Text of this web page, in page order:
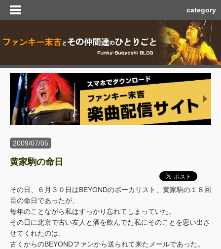
category
2009/07/05
黄家駒の命日
その日、６月３０日はBEYONDのボーカリスト、黄家駒の１８回
目の命日であったが、
毎年のことながら私はすっかり忘れてしまっていた。
その日に北京で古い友人と酒を飲んでた私にそのことを思い出さ
せてくれたのは、
古くからのBEYONDファンから送られて来たメールであった。